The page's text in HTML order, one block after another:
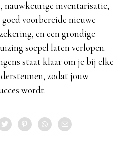
nauwkeurige inventarisatie,
voorbereide nieuwe
en een grondige
soepel laten verlopen.
staat klaar om je bij elke
zodat jouw
wordt.